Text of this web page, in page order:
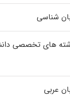
شناسی
ﻫﺎی تخصصی
عربی